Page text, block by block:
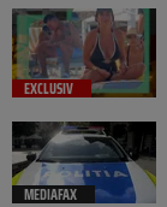
EXCLUSIV
MEDIAFAX